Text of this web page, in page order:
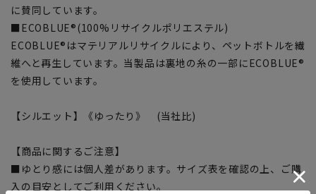
に賛同しています。
■ECOBLUE®(100%リサイクルポリエステル)
ECOBLUE®はマテリアルリサイクルにより、ペットボトルを繊
維へと再生しています。当製品は裏地の糸の一部にECOBLUE®
を使用しています。
【シルエット】《ゆったり》 (当社比)
【商品に関するご注意】
■ゆとり感には個人差があります。サイズ表を確認の上、ご購
入の目安としてご利用ください。